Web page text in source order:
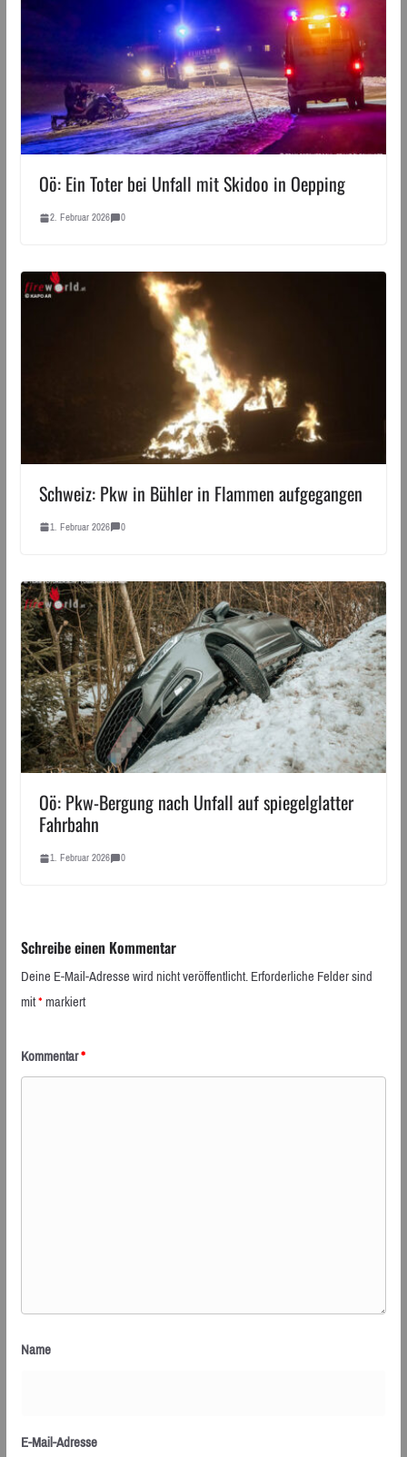
Oö: Ein Toter bei Unfall mit Skidoo in Oepping
2. Februar 2026 0
Schweiz: Pkw in Bühler in Flammen aufgegangen
1. Februar 2026 0
Oö: Pkw-Bergung nach Unfall auf spiegelglatter
Fahrbahn
1. Februar 2026 0
Schreibe einen Kommentar
Deine E-Mail-Adresse wird nicht veröffentlicht.Erforderliche Felder sind
mit*markiert
Kommentar*
Name
E-Mail-Adresse